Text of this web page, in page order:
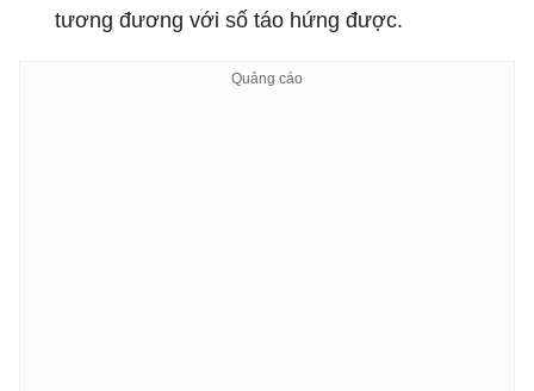
tương đương với số táo hứng được.